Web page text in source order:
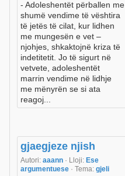
- Adoleshentët përballen me
shumë vendime të vështira
të jetës të cilat, kur lidhen
me mungesën e vet –
njohjes, shkaktojnë kriza të
indetitetit. Jo të sigurt në
vetvete, adoleshentët
marrin vendime në lidhje
me mënyrën se si ata
reagoj...
gjaegjeze njish
Autori: aaann · Lloji: Ese
argumentuese · Tema: gjeli